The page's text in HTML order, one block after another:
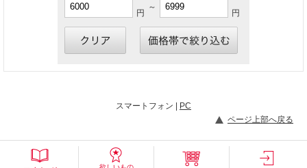
円
～
円
スマートフォン | PC
ページ上部へ戻る